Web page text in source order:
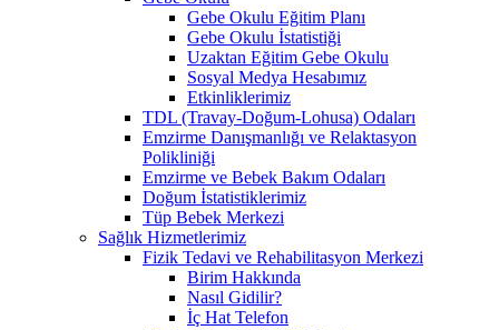
Gebe Okulu Eğitim Planı
Gebe Okulu İstatistiği
Uzaktan Eğitim Gebe Okulu
Sosyal Medya Hesabımız
Etkinliklerimiz
TDL (Travay-Doğum-Lohusa) Odaları
Emzirme Danışmanlığı ve Relaktasyon
Polikliniği
Emzirme ve Bebek Bakım Odaları
Doğum İstatistiklerimiz
Tüp Bebek Merkezi
Sağlık Hizmetlerimiz
Fizik Tedavi ve Rehabilitasyon Merkezi
Birim Hakkında
Nasıl Gidilir?
İç Hat Telefon